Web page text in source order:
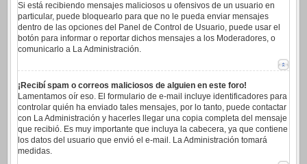
Si está recibiendo mensajes maliciosos u ofensivos de un usuario en
particular, puede bloquearlo para que no le pueda enviar mensajes
dentro de las opciones del Panel de Control de Usuario, puede usar el
botón para informar o reportar dichos mensajes a los Moderadores, o
comunicarlo a La Administración.
¡Recibí spam o correos maliciosos de alguien en este foro!
Lamentamos oír eso. El formulario de e-mail incluye identificadores para
controlar quién ha enviado tales mensajes, por lo tanto, puede contactar
con La Administración y hacerles llegar una copia completa del mensaje
que recibió. Es muy importante que incluya la cabecera, ya que contiene
los datos del usuario que envió el e-mail. La Administración tomará
medidas.